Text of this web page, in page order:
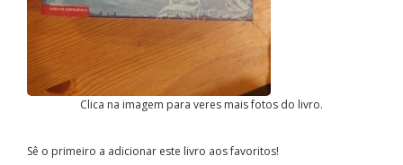
Clica na imagem para veres mais fotos do livro.
Sê o primeiro a adicionar este livro aos favoritos!